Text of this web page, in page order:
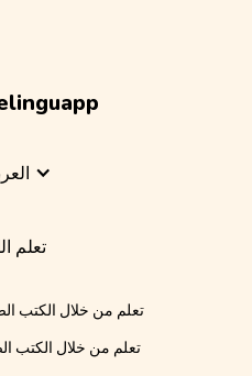
تعلم
تعلم من خلال الكتب
تعلم من خلال الكتب